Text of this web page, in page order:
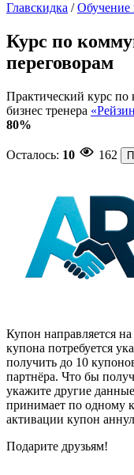
Главскидка /Обучение
Курс по
переговорам
Практический курс по
бизнес тренера «
80%
Осталось: 10 162
Купон направляется
купона потребуется
получить до 10
партнёра. Что бы
укажите другие
принимает по одному
активации купон
Подарите друзьям!